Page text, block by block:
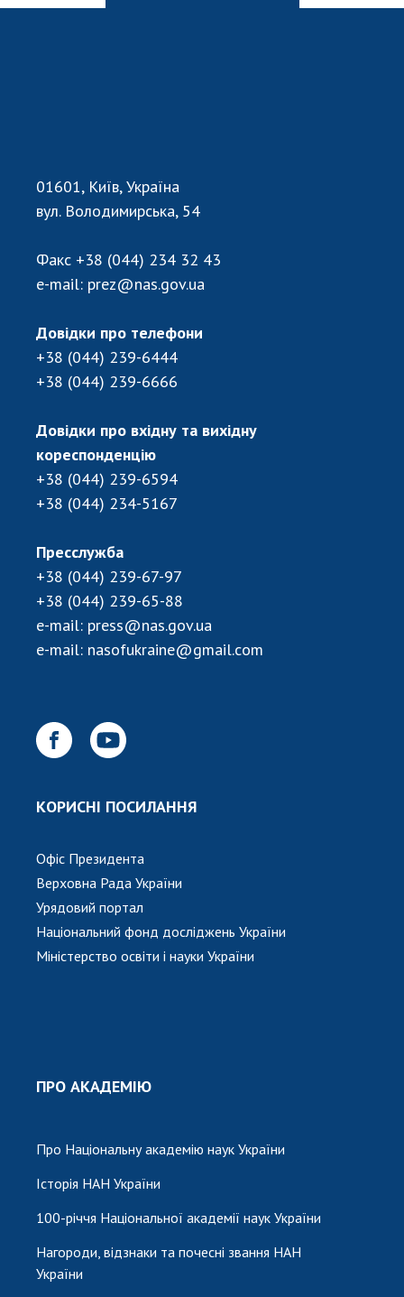
01601, Київ, Україна
вул. Володимирська, 54
Факс +38 (044) 234 32 43
e-mail: prez@nas.gov.ua
Довідки про телефони
+38 (044) 239-6444
+38 (044) 239-6666
Довідки про вхідну та вихідну
кореспонденцію
+38 (044) 239-6594
+38 (044) 234-5167
Пресслужба
+38 (044) 239-67-97
+38 (044) 239-65-88
e-mail: press@nas.gov.ua
e-mail: nasofukraine@gmail.com
КОРИСНІ ПОСИЛАННЯ
Офіс Президента
Верховна Рада України
Урядовий портал
Національний фонд досліджень України
Міністерство освіти і науки України
ПРО АКАДЕМІЮ
Про Національну академію наук України
Історія НАН України
100-річчя Національної академії наук України
Нагороди, відзнаки та почесні звання НАН
України